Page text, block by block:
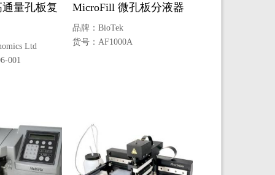
量孔板复
Ltd
001
MicroFill 微孔板分液器
品牌： BioTek
货号： AF1000A